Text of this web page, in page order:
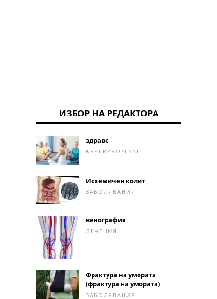
ИЗБОР НА РЕДАКТОРА
здраве
KRPERPROZESSE
Исхемичен колит
ЗАБОЛЯВАНИЯ
венография
ЛЕЧЕНИЯ
Фрактура на умората
(фрактура на умората)
ЗАБОЛЯВАНИЯ